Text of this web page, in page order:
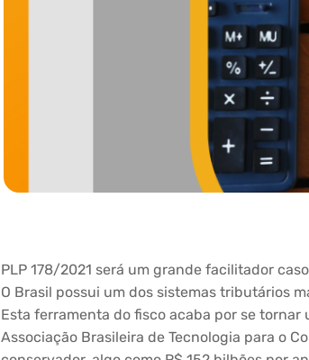
PLP 178/2021 será um grande facilitador
O Brasil possui um dos sistemas tributários
Esta ferramenta do fisco acaba por se
Associação Brasileira de Tecnologia para o